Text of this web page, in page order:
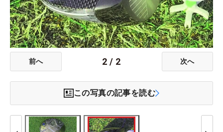
前へ 2 / 2 次へ
この写真の記事を読む